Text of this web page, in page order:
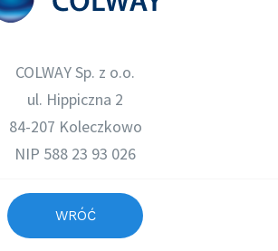
WRÓĆ
COLWAY Sp. z o.o.
ul. Hippiczna 2
84-207 Koleczkowo
NIP 588 23 93 026